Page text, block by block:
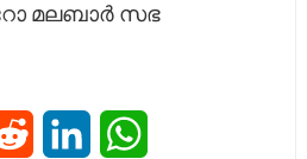
മലബാർ സഭ
Reddit LinkedIn